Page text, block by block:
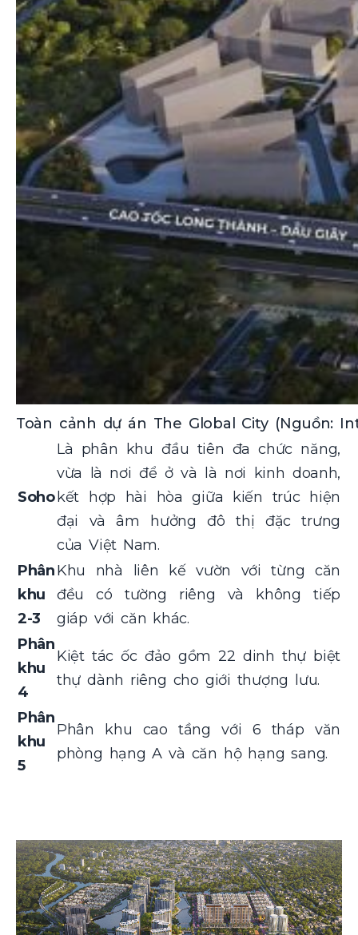
Toàn cảnh dự án The Global City (Nguồn:
Soho
Là phân khu đầu tiên đa chức năng,
vừa là nơi để ở và là nơi kinh doanh,
kết hợp hài hòa giữa kiến trúc hiện
đại và âm hưởng đô thị đặc trưng
của Việt Nam.
Phân
khu
2-3
Khu nhà liên kế vườn với từng căn
đều có tường riêng và không tiếp
giáp với căn khác.
Phân
khu
4
Kiệt tác ốc đảo gồm 22 dinh thự biệt
thự dành riêng cho giới thượng lưu.
Phân
khu
5
Phân khu cao tầng với 6 tháp văn
phòng hạng A và căn hộ hạng sang.